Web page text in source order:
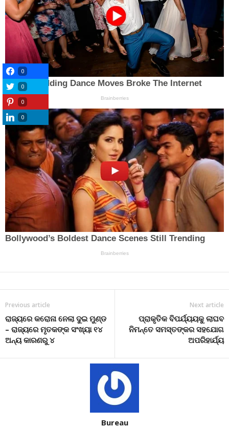
Previous article
ରାଜ୍ୟରେ କରୋନା ନେଲା ଦୁଇ ମୁଣ୍ଡ
– ରାଜ୍ୟରେ ମୃତକଙ୍କ ସଂଖ୍ୟା ୧୪
ଅନ୍ୟ କାରଣରୁ ୪
Next article
ପ୍ରାକୃତିକ ବିପର୍ଯ୍ୟୟକୁ ଲାଘବ
ନିମନ୍ତେ ସମସ୍ତଙ୍କର ସହଯୋଗ
ଅପରିହାର୍ଯ୍ୟ
Bureau
0
0
0
0